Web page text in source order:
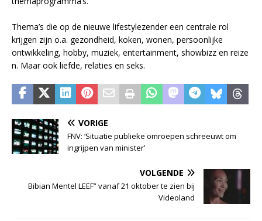
Thema’s die op de nieuwe lifestylezender een centrale rol
krijgen zijn o.a. gezondheid, koken, wonen, persoonlijke
ontwikkeling, hobby, muziek, entertainment, showbizz en reize
n. Maar ook liefde, relaties en seks.
VORIGE
FNV: ‘Situatie publieke omroepen schreeuwt om
ingrijpen van minister’
VOLGENDE
Bibian Mentel LEEF” vanaf 21 oktober te zien bij
Videoland